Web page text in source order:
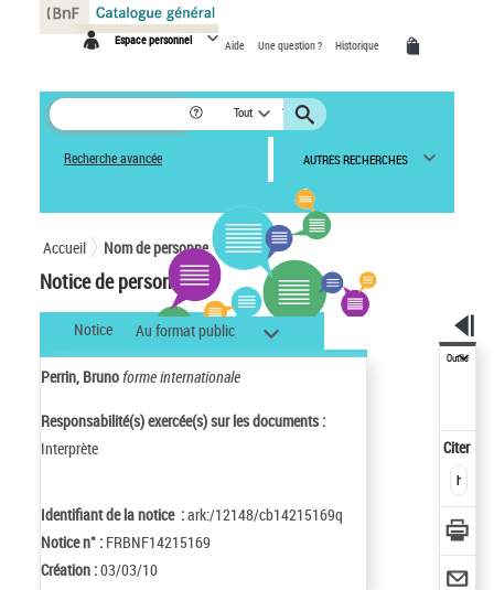
Espace personnel Aide Une question ? Historique
Tout
Recherche avancée AUTRES RECHERCHES
Accueil Nom de personne
Notice de personne
Notice Au format public
Perrin, Brunoforme internationale
Responsabilité(s) exercée(s) sur les documents :
Interprète
Identifiant de la notice :ark:/12148/cb14215169q
Notice n° : FRBNF14215169
Création :03/03/10
Outils
Citer
Panneau de gestion des cookies